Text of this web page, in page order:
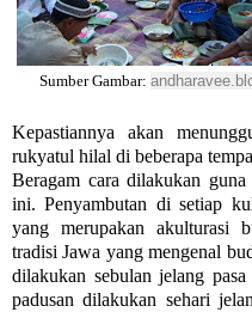
Sumber Gambar:
Kepastiannya akan
rukyatul hilal di beberapa
Beragam cara dilakukan
ini. Penyambutan di setiap
yang merupakan akulturasi
tradisi Jawa yang mengenal
dilakukan sebulan jelang
padusan dilakukan sehari